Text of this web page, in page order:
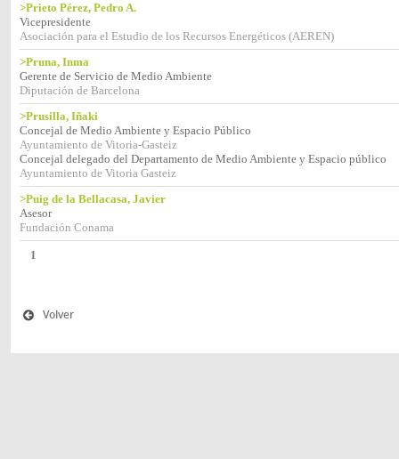
>Prieto Pérez, Pedro A.
Vicepresidente
Asociación para el Estudio de los Recursos Energéticos (AEREN)
>Pruna, Inma
Gerente de Servicio de Medio Ambiente
Diputación de Barcelona
>Prusilla, Iñaki
Concejal de Medio Ambiente y Espacio Público
Ayuntamiento de Vitoria-Gasteiz
Concejal delegado del Departamento de Medio Ambiente y Espacio público
Ayuntamiento de Vitoria Gasteiz
>Puig de la Bellacasa, Javier
Asesor
Fundación Conama
1
Volver